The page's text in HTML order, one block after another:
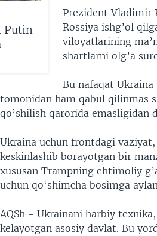
Putin
Prezident Vladimir
Rossiya ishg’ol
viloyatlarining
shartlarni olg’a
Bu nafaqat
tomonidan ham qabul qilinmas
qo’shilish qarorida emasligidan
Ukraina uchun frontdagi
keskinlashib borayotgan bir
xususan Trampning ehtimoliy
uchun qo‘shimcha bosimga
AQSh - Ukrainani harbiy
kelayotgan asosiy davlat. Bu